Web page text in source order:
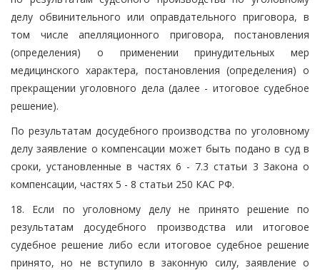
делу обвинительного или оправдательного приговора, в
том числе апелляционного приговора, постановления
(определения) о применении принудительных мер
медицинского характера, постановления (определения) о
прекращении уголовного дела (далее - итоговое судебное
решение).
По результатам досудебного производства по уголовному
делу заявление о компенсации может быть подано в суд в
сроки, установленные в частях 6 - 7.3 статьи 3 Закона о
компенсации, частях 5 - 8 статьи 250 КАС РФ.
18. Если по уголовному делу не принято решение по
результатам досудебного производства или итоговое
судебное решение либо если итоговое судебное решение
принято, но не вступило в законную силу, заявление о